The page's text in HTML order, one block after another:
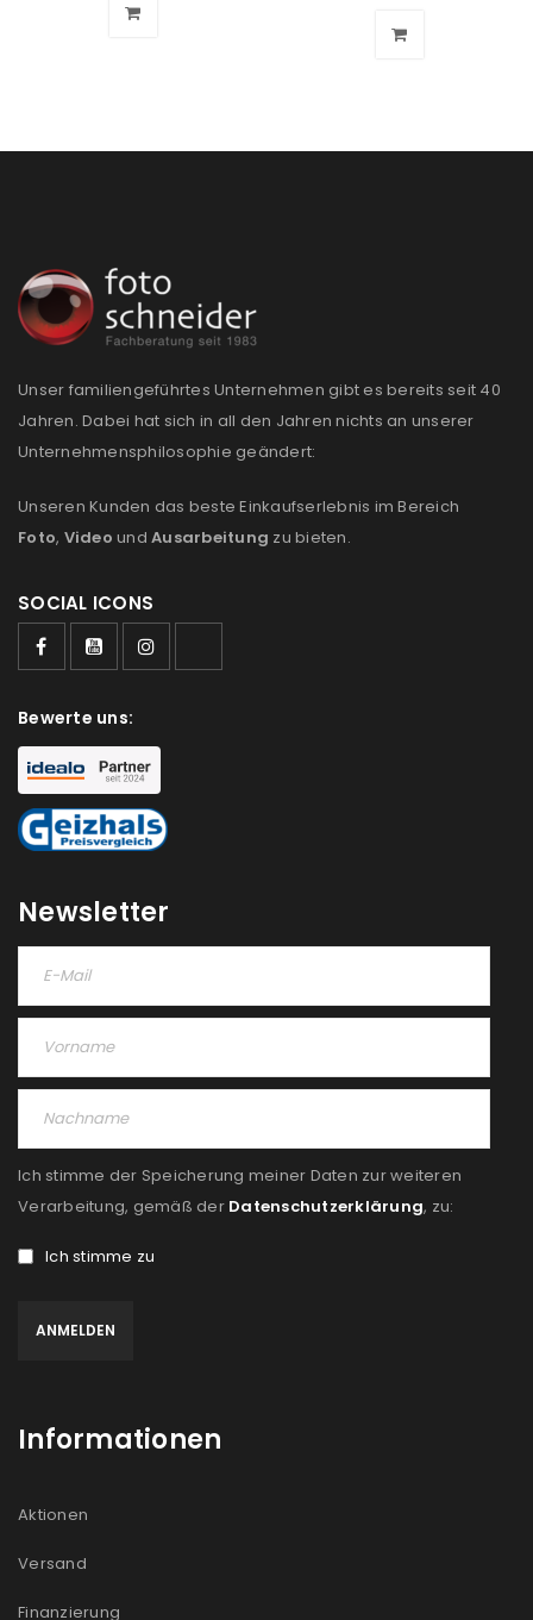
PASSWORT VERGESSEN?
REGISTRIEREN
deine E-Mail-Adresse gesendet.
NEWSLETTER ABONNIEREN
Please select all the ways you would like to hear from
us
Ich stimme zu
Unser familiengeführtes Unternehmen gibt es bereits seit 40
Jahren. Dabei hat sich in all den Jahren nichts an unserer
Unternehmensphilosophie geändert:
Unseren Kunden das beste Einkaufserlebnis im Bereich
Foto, Video und Ausarbeitung zu bieten.
SOCIAL ICONS
Bewerte uns:
Newsletter
Ich stimme der Speicherung meiner Daten zur weiteren
Verarbeitung, gemäß der Datenschutzerklärung, zu:
Ich stimme zu
Informationen
Aktionen
Versand
Finanzierung